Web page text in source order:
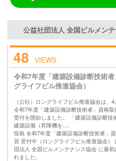
公益社団法人 全国ビルメン
48 VIEWS
令和7年度「建築設備診断技術
グライフビル推進協会）
（公社）ロングライフビル推進協会は、
令和7年度「建築設備診断技術者」資格
受付を開始しました。 「建築設備診断技
建築設備（昇降機を….
投稿 令和7年度「建築設備診断技術者」
習 受付中（ロングライフビル推進協会）
団法人 全国ビルメンテナンス協会 に最初
れました。